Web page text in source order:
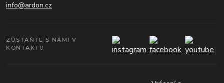
info@ardon.cz
ZŮSTAŇTE S NÁMI V
KONTAKTU